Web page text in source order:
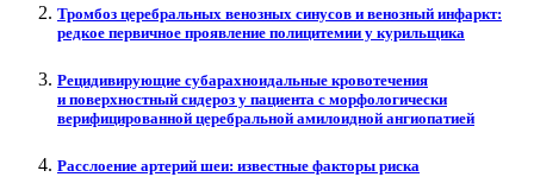
Тромбоз церебральных венозных синусов и венозный инфаркт:
редкое первичное проявление полицитемии у курильщика
Рецидивирующие субарахноидальные кровотечения
и поверхностный сидероз у пациента с морфологически
верифицированной церебральной амилоидной ангиопатией
Расслоение артерий шеи: известные факторы риска